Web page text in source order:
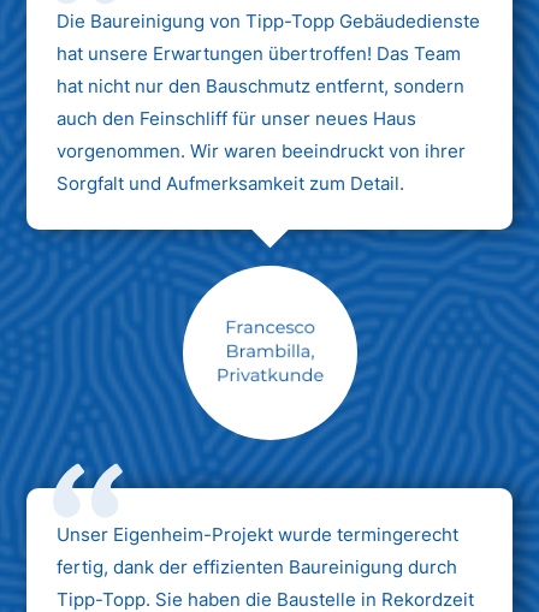
Die Baureinigung von Tipp-Topp Gebäudedienste
hat unsere Erwartungen übertroffen! Das Team
hat nicht nur den Bauschmutz entfernt, sondern
auch den Feinschliff für unser neues Haus
vorgenommen. Wir waren beeindruckt von ihrer
Sorgfalt und Aufmerksamkeit zum Detail.
Max Mustermann
Unternehmen AG
Unser Eigenheim-Projekt wurde termingerecht
fertig, dank der effizienten Baureinigung durch
Tipp-Topp. Sie haben die Baustelle in Rekordzeit